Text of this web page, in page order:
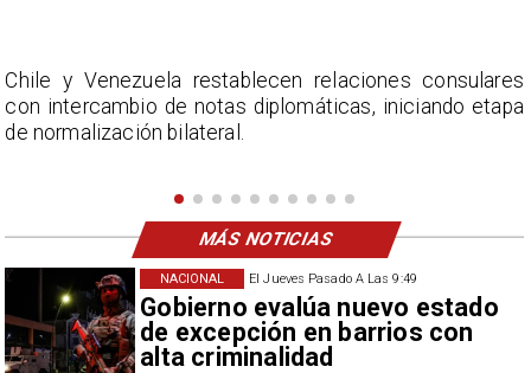
El Jueves Pasado A Las 9:49
Gobierno evalúa nuevo estado
de excepción en barrios con
alta criminalidad
NACIONAL
La Confederación Nacional de Ferias Libres (ASOF)
considera inaceptable que se refieran a Fabiola
Campillai como 'señora de feria', expresión utilizada
MÁS NOTICIAS